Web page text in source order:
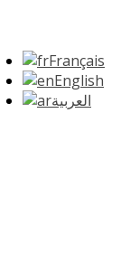
Français
English
العربية